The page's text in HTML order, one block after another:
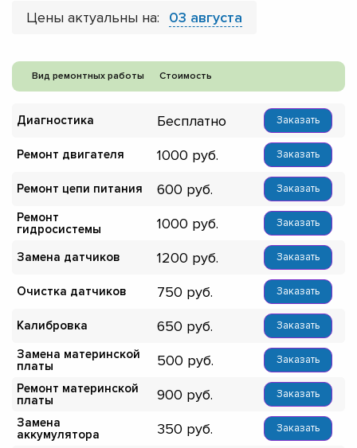
Цены актуальны на: 03 августа
Вид ремонтных работы Стоимость
Диагностика Бесплатно Заказать
Ремонт двигателя 1000 Заказать
Ремонт цепи питания 600 Заказать
Ремонт
гидросистемы
1000 Заказать
Замена датчиков 1200 Заказать
Очистка датчиков 750 Заказать
Калибровка 650 Заказать
Замена материнской
платы
500 Заказать
Ремонт материнской
платы
900 Заказать
Замена
аккумулятора
350 Заказать